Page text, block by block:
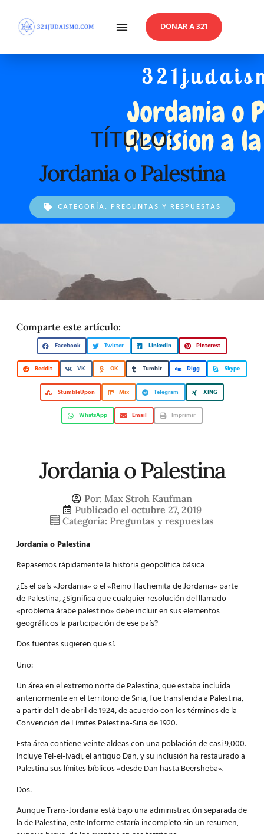
DONAR A 321
TÍTULO:
Jordania o Palestina
CATEGORÍA: PREGUNTAS Y RESPUESTAS
Comparte este artículo:
Facebook Twitter LinkedIn Pinterest
Reddit VK OK Tumblr Digg Skype
StumbleUpon Mix Telegram XING
WhatsApp Email Imprimir
Jordania o Palestina
Por: Max Stroh Kaufman
Publicado el octubre 27, 2019
Categoría: Preguntas y respuestas
Jordania o Palestina
Repasemos rápidamente la historia geopolítica básica
¿Es el país «Jordania» o el «Reino Hachemita de Jordania» parte
de Palestina, ¿Significa que cualquier resolución del llamado
«problema árabe palestino» debe incluir en sus elementos
geográficos la participación de ese país?
Dos fuentes sugieren que sí.
Uno:
Un área en el extremo norte de Palestina, que estaba incluida
anteriormente en el territorio de Siria, fue transferida a Palestina,
a partir del 1 de abril de 1924, de acuerdo con los términos de la
Convención de Límites Palestina-Siria de 1920.
Esta área contiene veinte aldeas con una población de casi 9,000.
Incluye Tel-el-Ivadi, el antiguo Dan, y su inclusión ha restaurado a
Palestina sus límites bíblicos «desde Dan hasta Beersheba».
Dos:
Aunque Trans-Jordania está bajo una administración separada de
la de Palestina, este Informe estaría incompleto sin un resumen,